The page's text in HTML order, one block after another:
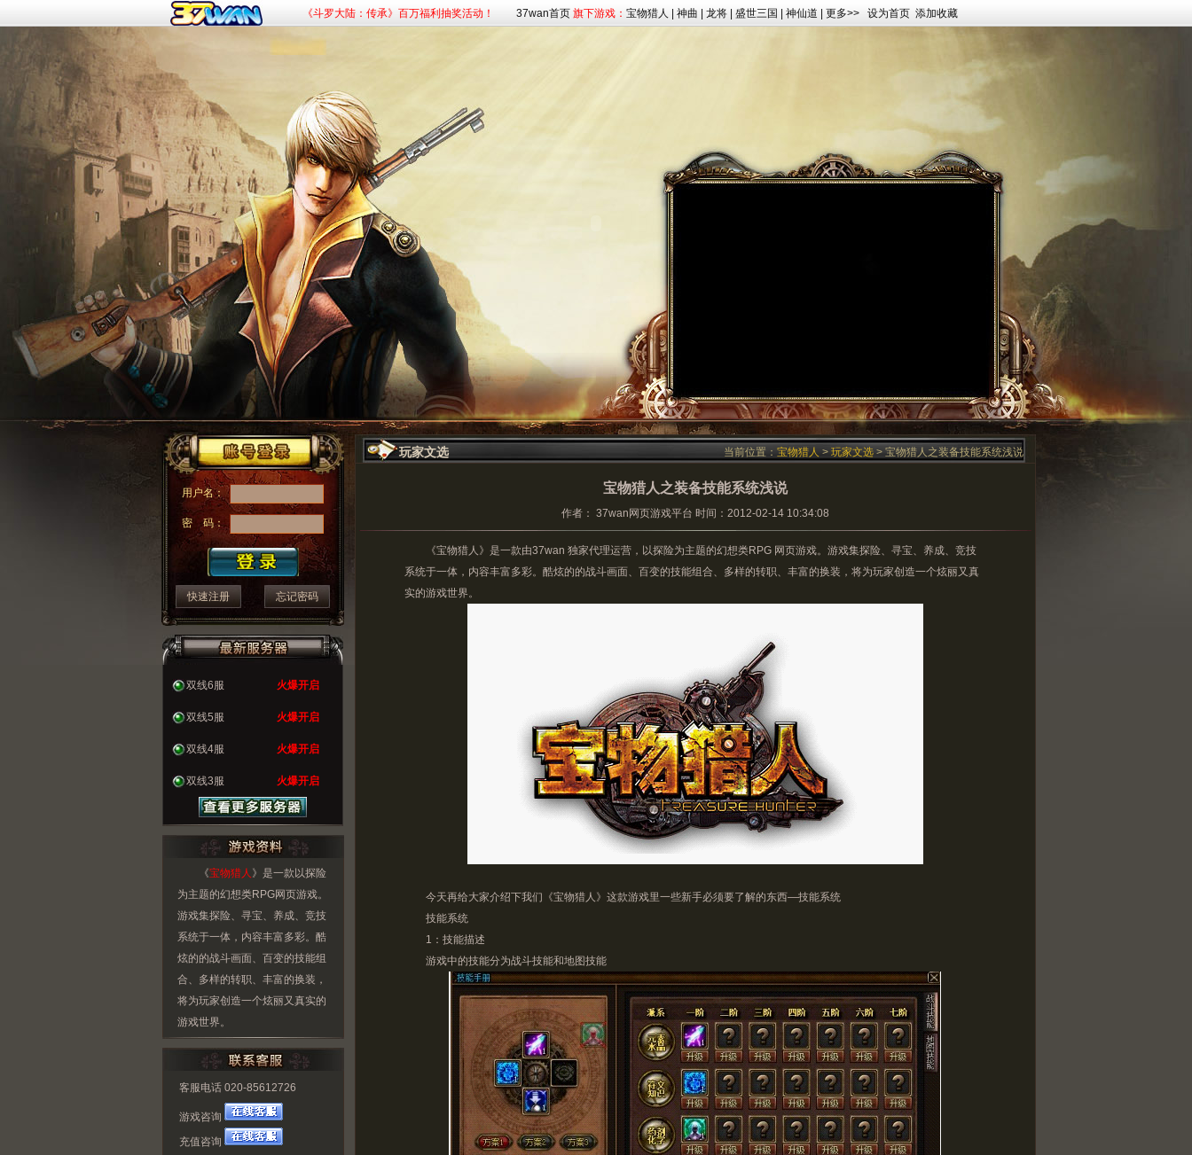
《赘婿》新游预约，火爆开启！
《九曲封神》杀入混沌，杀神灭魔！
37wan首页 旗下游戏： 宝物猎人 神曲 龙将 盛世三国 神仙道 更多>> 设为首页 添加收藏
玩家文选 当前位置： 宝物猎人 > 玩家文选 > 宝物猎人之装备技能系统浅说
宝物猎人之装备技能系统浅说
作者： 37wan网页游戏平台 时间：2012-02-14 10:34:08
《宝物猎人 》是一款由37wan 独家代理运营，以探险为主题的幻想类RPG 网页游戏。游戏集探险、寻宝、养成、竞技
系统于一体，内容丰富多彩。酷炫的的战斗画面、百变的技能组合、多样的转职、丰富的换装，将为玩家创造一个炫丽又真
实的游戏世界。
今天再给大家介绍下我们《宝物猎人 》这款游戏里一些新手必须要了解的东西—技能系统
技能系统
1：技能描述
游戏中的技能分为战斗技能和地图技能
用户名：
密 码：
快速注册 忘记密码
火爆开启
双线6服
火爆开启
双线5服
火爆开启
双线4服
火爆开启
双线3服
《宝物猎人 》是一款以探险
为主题的幻想类RPG网页游戏。
游戏集探险、寻宝、养成、竞技
系统于一体，内容丰富多彩。酷
炫的的战斗画面、百变的技能组
合、多样的转职、丰富的换装，
将为玩家创造一个炫丽又真实的
游戏世界。
客服电话 020-85612726
游戏咨询
充值咨询